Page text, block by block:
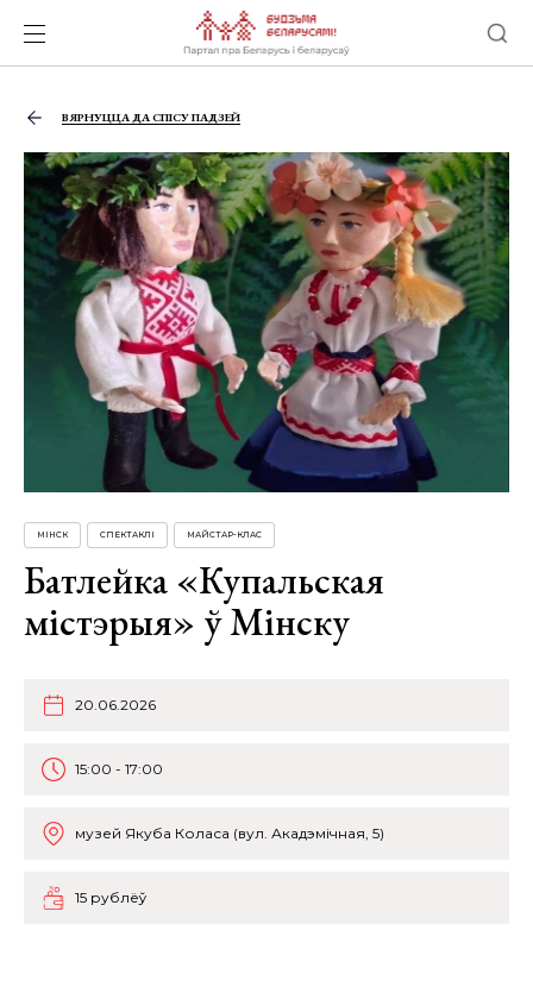
ВЯРНУЦЦА ДА СПІСУ ПАДЗЕЙ
МІНСК СПЕКТАКЛІ МАЙСТАР-КЛАС
Батлейка «Купальская
містэрыя» ў Мінску
20.06.2026
15:00 - 17:00
музей Якуба Коласа (вул. Акадэмічная, 5)
15 рублёў